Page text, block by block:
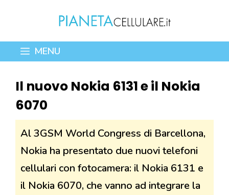
contenuto
MENU
Il nuovo Nokia 6131 e il Nokia
6070
Al 3GSM World Congress di Barcellona,
Nokia ha presentato due nuovi telefoni
cellulari con fotocamera: il Nokia 6131 e
il Nokia 6070, che vanno ad integrare la